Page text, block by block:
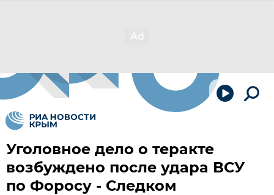
Уголовное дело о теракте
возбуждено после удара ВСУ
по Форосу - Следком